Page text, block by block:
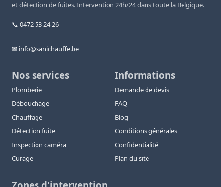
et détection de fuites. Intervention 24h/24 dans toute la Belgique.
📞 0472 53 24 26
✉ info@sanichauffe.be
Nos services
Plomberie
Débouchage
Chauffage
Détection fuite
Inspection caméra
Curage
Informations
Demande de devis
FAQ
Blog
Conditions générales
Confidentialité
Plan du site